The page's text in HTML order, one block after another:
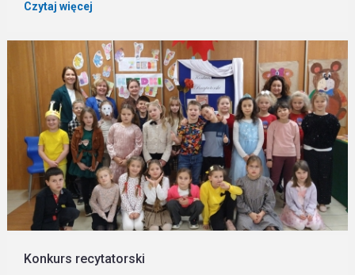
Czytaj więcej
Konkurs recytatorski